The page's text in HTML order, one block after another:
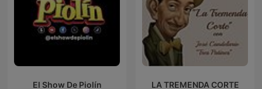
El Show De Piolín LA TREMENDA CORTE